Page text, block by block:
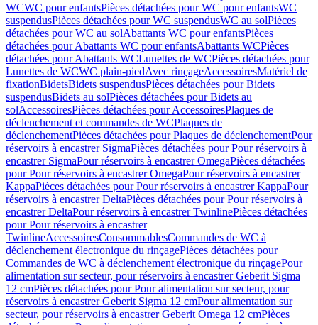
WCWC pour enfantsPièces détachées pour WC pour enfantsWC
suspendusPièces détachées pour WC suspendusWC au solPièces
détachées pour WC au solAbattants WC pour enfantsPièces
détachées pour Abattants WC pour enfantsAbattants WCPièces
détachées pour Abattants WCLunettes de WCPièces détachées pour
Lunettes de WCWC plain-piedAvec rinçageAccessoiresMatériel de
fixationBidetsBidets suspendusPièces détachées pour Bidets
suspendusBidets au solPièces détachées pour Bidets au
solAccessoiresPièces détachées pour AccessoiresPlaques de
déclenchement et commandes de WCPlaques de
déclenchementPièces détachées pour Plaques de déclenchementPour
réservoirs à encastrer SigmaPièces détachées pour Pour réservoirs à
encastrer SigmaPour réservoirs à encastrer OmegaPièces détachées
pour Pour réservoirs à encastrer OmegaPour réservoirs à encastrer
KappaPièces détachées pour Pour réservoirs à encastrer KappaPour
réservoirs à encastrer DeltaPièces détachées pour Pour réservoirs à
encastrer DeltaPour réservoirs à encastrer TwinlinePièces détachées
pour Pour réservoirs à encastrer
TwinlineAccessoiresConsommablesCommandes de WC à
déclenchement électronique du rinçagePièces détachées pour
Commandes de WC à déclenchement électronique du rinçagePour
alimentation sur secteur, pour réservoirs à encastrer Geberit Sigma
12 cmPièces détachées pour Pour alimentation sur secteur, pour
réservoirs à encastrer Geberit Sigma 12 cmPour alimentation sur
secteur, pour réservoirs à encastrer Geberit Omega 12 cmPièces